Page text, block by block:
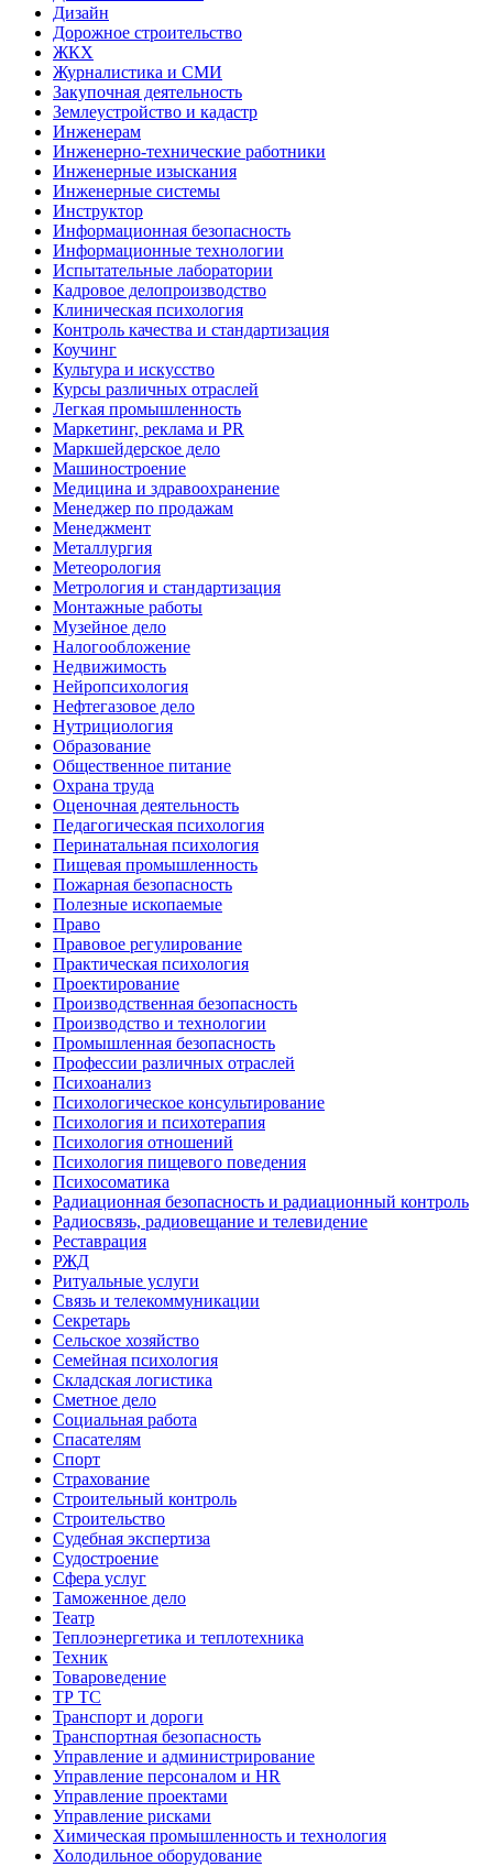
Дизайн
Дорожное строительство
ЖКХ
Журналистика и СМИ
Закупочная деятельность
Землеустройство и кадастр
Инженерам
Инженерно-технические работники
Инженерные изыскания
Инженерные системы
Инструктор
Информационная безопасность
Информационные технологии
Испытательные лаборатории
Кадровое делопроизводство
Клиническая психология
Контроль качества и стандартизация
Коучинг
Культура и искусство
Курсы различных отраслей
Легкая промышленность
Маркетинг, реклама и PR
Маркшейдерское дело
Машиностроение
Медицина и здравоохранение
Менеджер по продажам
Менеджмент
Металлургия
Метеорология
Метрология и стандартизация
Монтажные работы
Музейное дело
Налогообложение
Недвижимость
Нейропсихология
Нефтегазовое дело
Нутрициология
Образование
Общественное питание
Охрана труда
Оценочная деятельность
Педагогическая психология
Перинатальная психология
Пищевая промышленность
Пожарная безопасность
Полезные ископаемые
Право
Правовое регулирование
Практическая психология
Проектирование
Производственная безопасность
Производство и технологии
Промышленная безопасность
Профессии различных отраслей
Психоанализ
Психологическое консультирование
Психология и психотерапия
Психология отношений
Психология пищевого поведения
Психосоматика
Радиационная безопасность и радиационный контроль
Радиосвязь, радиовещание и телевидение
Реставрация
РЖД
Ритуальные услуги
Связь и телекоммуникации
Секретарь
Сельское хозяйство
Семейная психология
Складская логистика
Сметное дело
Социальная работа
Спасателям
Спорт
Страхование
Строительный контроль
Строительство
Судебная экспертиза
Судостроение
Сфера услуг
Таможенное дело
Театр
Теплоэнергетика и теплотехника
Техник
Товароведение
ТР ТС
Транспорт и дороги
Транспортная безопасность
Управление и администрирование
Управление персоналом и HR
Управление проектами
Управление рисками
Химическая промышленность и технология
Холодильное оборудование